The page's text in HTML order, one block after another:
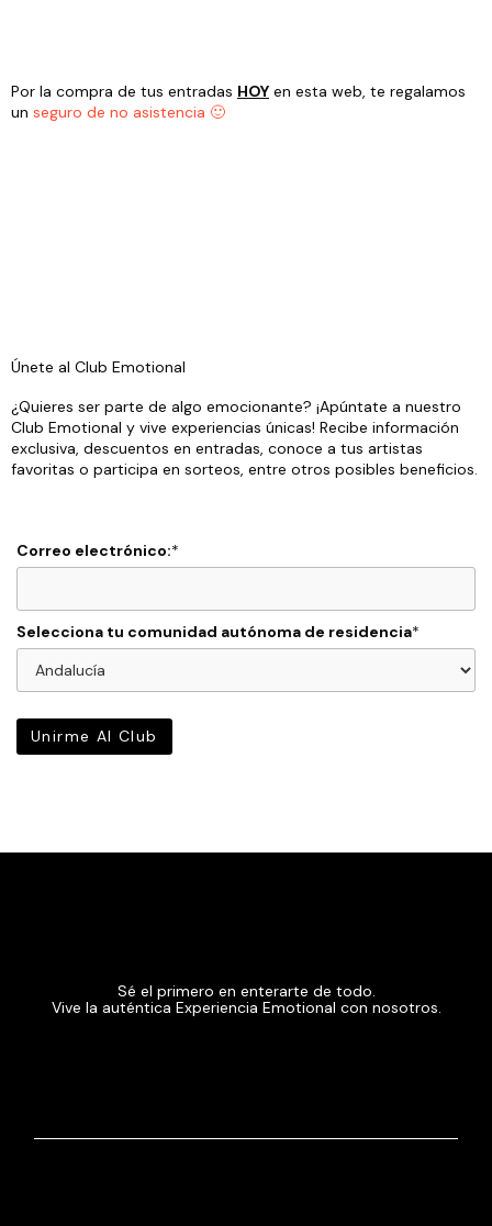
Por la compra de tus entradas HOY en esta web, te regalamos
un seguro de no asistencia 🙂
Únete al Club Emotional
¿Quieres ser parte de algo emocionante? ¡Apúntate a nuestro
Club Emotional y vive experiencias únicas! Recibe información
exclusiva, descuentos en entradas, conoce a tus artistas
favoritas o participa en sorteos, entre otros posibles beneficios.
Correo electrónico:*
Selecciona tu comunidad autónoma de residencia*
Sé el primero en enterarte de todo.
Vive la auténtica Experiencia Emotional con nosotros.